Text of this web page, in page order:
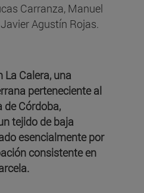
Carranza, Manuel
Agustín Rojas.
La Calera, una
perteneciente al
Córdoba,
tejido de baja
esencialmente por
consistente en